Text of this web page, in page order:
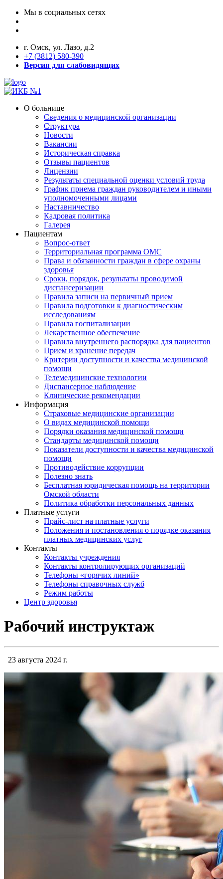
Мы в социальных сетях
г. Омск, ул. Лазо, д.2
+7 (3812) 580-390
Версия для слабовидящих
О больнице
Сведения о медицинской организации
Структура
Новости
Вакансии
Историческая справка
Отзывы пациентов
Лицензии
Результаты специальной оценки условий труда
График приема граждан руководителем и иными
уполномоченными лицами
Наставничество
Кадровая политика
Галерея
Пациентам
Вопрос-ответ
Территориальная программа ОМС
Права и обязанности граждан в сфере охраны
здоровья
Сроки, порядок, результаты проводимой
диспансеризации
Правила записи на первичный прием
Правила подготовки к диагностическим
исследованиям
Правила госпитализации
Лекарственное обеспечение
Правила внутреннего распорядка для пациентов
Прием и хранение передач
Критерии доступности и качества медицинской
помощи
Телемедицинские технологии
Диспансерное наблюдение
Клинические рекомендации
Информация
Страховые медицинские организации
О видах медицинской помощи
Порядки оказания медицинской помощи
Стандарты медицинской помощи
Показатели доступности и качества медицинской
помощи
Противодействие коррупции
Полезно знать
Бесплатная юридическая помощь на территории
Омской области
Политика обработки персональных данных
Платные услуги
Прайс-лист на платные услуги
Положения и постановления о порядке оказания
платных медицинских услуг
Контакты
Контакты учреждения
Контакты контролирующих организаций
Телефоны «горячих линий»
Телефоны справочных служб
Режим работы
Центр здоровья
Рабочий инструктаж
23 августа 2024 г.